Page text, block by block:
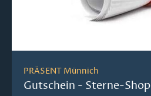
PRÄSENT Münnich
Gutschein - Sterne-Shop